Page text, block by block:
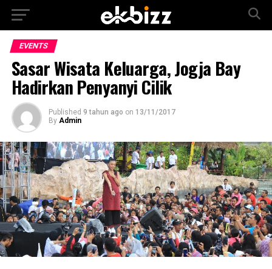
EVENTS
Sasar Wisata Keluarga, Jogja Bay
Hadirkan Penyanyi Cilik
Published 9 tahun ago on 13/11/2017
By Admin